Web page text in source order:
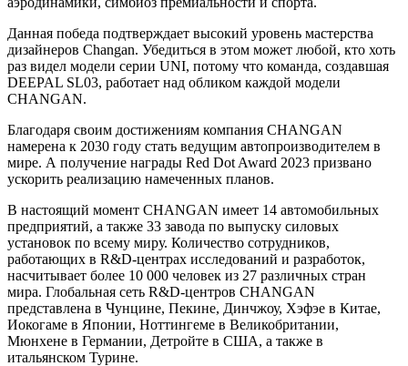
Данная победа подтверждает высокий уровень мастерства
дизайнеров Changan. Убедиться в этом может любой, кто хоть
раз видел модели серии UNI, потому что команда, создавшая
DEEPAL SL03, работает над обликом каждой модели
CHANGAN.
Благодаря своим достижениям компания CHANGAN
намерена к 2030 году стать ведущим автопроизводителем в
мире. А получение награды Red Dot Award 2023 призвано
ускорить реализацию намеченных планов.
В настоящий момент CHANGAN имеет 14 автомобильных
предприятий, а также 33 завода по выпуску силовых
установок по всему миру. Количество сотрудников,
работающих в R&D-центрах исследований и разработок,
насчитывает более 10 000 человек из 27 различных стран
мира. Глобальная сеть R&D-центров CHANGAN
представлена в Чунцине, Пекине, Динчжоу, Хэфэе в Китае,
Иокогаме в Японии, Ноттингеме в Великобритании,
Мюнхене в Германии, Детройте в США, а также в
итальянском Турине.